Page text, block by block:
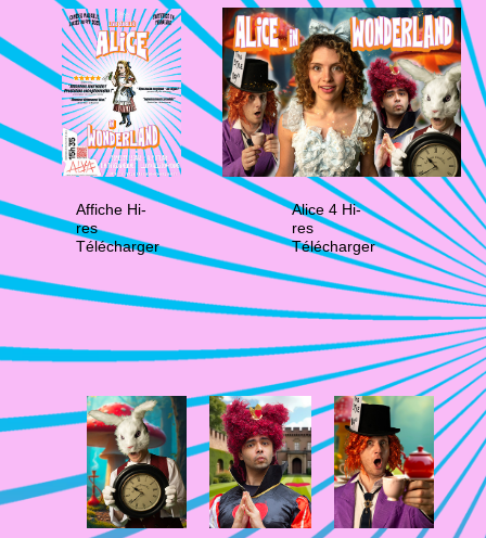
Affiche Hi-
res
Télécharger
Alice 4 Hi-
res
Télécharger